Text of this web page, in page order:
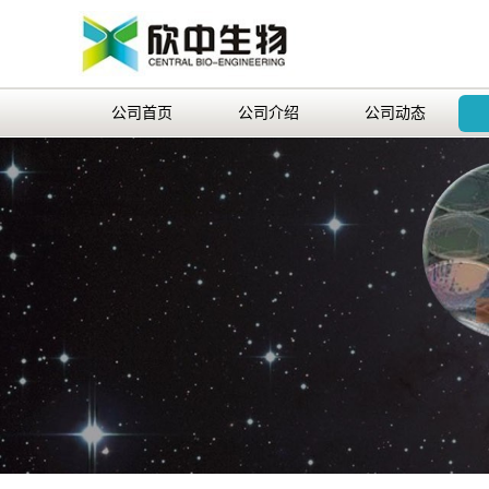
公司首页 公司介绍 公司动态